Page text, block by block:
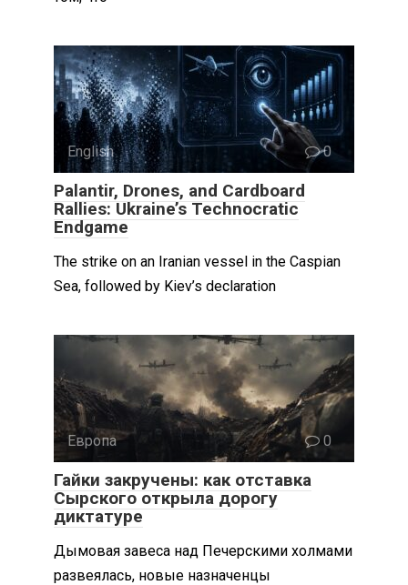
English 0
Palantir, Drones, and Cardboard
Rallies: Ukraine’s Technocratic
Endgame
The strike on an Iranian vessel in the Caspian
Sea, followed by Kiev’s declaration
Европа 0
Гайки закручены: как отставка
Сырского открыла дорогу
диктатуре
Дымовая завеса над Печерскими холмами
развеялась, новые назначенцы